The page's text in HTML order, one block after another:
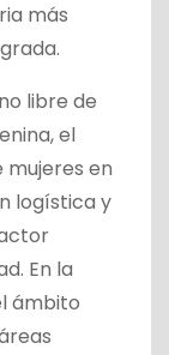
más
libre de
el
en
logística y
En la
ámbito